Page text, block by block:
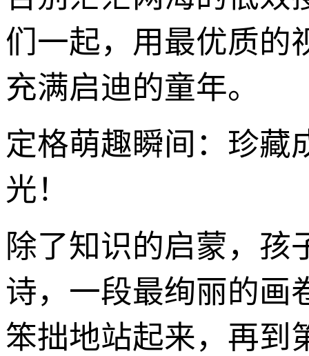
们一起，用最优质的
充满启迪的童年。
定格萌趣瞬间：珍藏
光！
除了知识的启蒙，孩
诗，一段最绚丽的画
笨拙地站起来，再